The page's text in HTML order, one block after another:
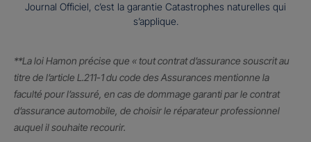
Journal Officiel, c’est la garantie Catastrophes naturelles qui
s’applique.
**La loi Hamon précise que « tout contrat d’assurance souscrit au
titre de l’article L.211-1 du code des Assurances mentionne la
faculté pour l’assuré, en cas de dommage garanti par le contrat
d’assurance automobile, de choisir le réparateur professionnel
auquel il souhaite recourir.